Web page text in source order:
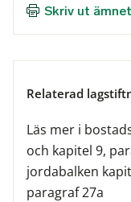
Skriv ut ämnet
Relaterad
Läs mer i
och kapitel 9,
jordabalken
paragraf 27a